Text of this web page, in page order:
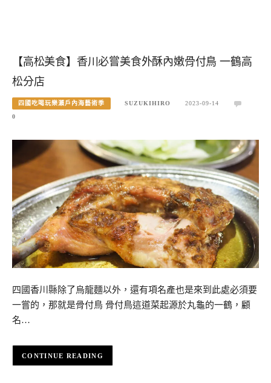
【高松美食】香川必嘗美食外酥內嫩骨付鳥 一鶴高
松分店
四國吃喝玩樂瀨戶內海藝術季 SUZUKIHIRO
2023-09-14
0
四國香川縣除了烏龍麵以外，還有項名產也是來到此處必須要
一嘗的，那就是骨付鳥 骨付鳥這道菜起源於丸龜的一鶴，顧
名…
CONTINUE READING